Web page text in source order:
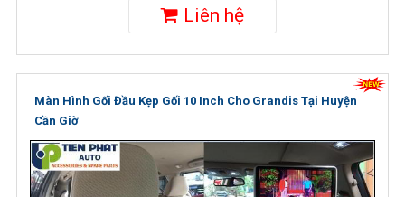
Liên hệ
Màn Hình Gối Đầu Kẹp Gối 10 Inch Cho Grandis Tại Huyện
Cần Giờ